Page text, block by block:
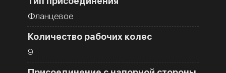
Фланцевое
Количество рабочих колес
9